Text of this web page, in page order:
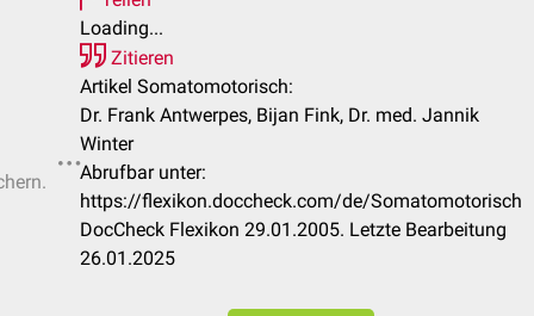
Loading...
Zitieren
Artikel Somatomotorisch:
Dr. Frank Antwerpes, Bijan Fink, Dr. med. Jannik
Winter
Abrufbar unter:
https://flexikon.doccheck.com/de/Somatomotorisch
DocCheck Flexikon 29.01.2005. Letzte Bearbeitung
26.01.2025